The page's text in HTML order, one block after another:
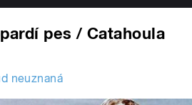
pes / Catahoula
neuznaná